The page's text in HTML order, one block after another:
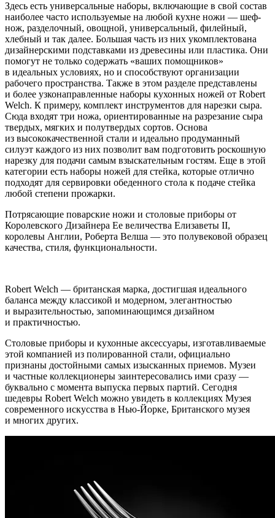
Здесь есть универсальные наборы, включающие в свой состав
наиболее часто используемые на любой кухне ножи — шеф-
нож, разделочный, овощной, универсальный, филейный,
хлебный и так далее. Большая часть из них укомплектована
дизайнерскими подставками из древесины или пластика. Они
помогут не только содержать «ваших помощников»
в идеальных условиях, но и способствуют организации
рабочего пространства. Также в этом разделе представлены
и более узконаправленные наборы кухонных ножей от Robert
Welch. К примеру, комплект инструментов для нарезки сыра.
Сюда входят три ножа, ориентированные на разрезание сыра
твердых, мягких и полутвердых сортов. Основа
из высококачественной стали и идеально продуманный
силуэт каждого из них позволит вам подготовить роскошную
нарезку для подачи самым взыскательным гостям. Еще в этой
категории есть наборы ножей для стейка, которые отлично
подходят для сервировки обеденного стола к подаче стейка
любой степени прожарки.
Потрясающие поварские ножи и столовые приборы от
Королевского Дизайнера Ее величества Елизаветы II,
королевы Англии, Роберта Велша — это полувековой образец
качества, стиля, функциональности.
Robert Welch — британская марка, достигшая идеального
баланса между классикой и модерном, элегантностью
и выразительностью, запоминающимся дизайном
и практичностью.
Столовые приборы и кухонные аксессуары, изготавливаемые
этой компанией из полированной стали, официально
признаны достойными самых изысканных приемов. Музеи
и частные коллекционеры заинтересовались ими сразу —
буквально с момента выпуска первых партий. Сегодня
шедевры Robert Welch можно увидеть в коллекциях Музея
современного искусства в Нью-Йорке, Британского музея
и многих других.